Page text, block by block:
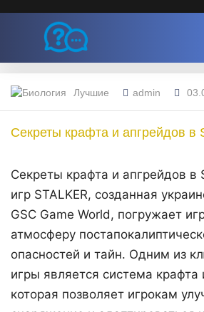
Лучшие admin
Секреты крафта и апгрейдов в
Секреты крафта и апгрейдов в
игр STALKER, созданная
GSC Game World, погружает
атмосферу
опасностей и тайн. Одним из
игры является система крафта
которая позволяет игрокам